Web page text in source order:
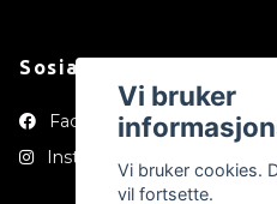
Sosiale medier
Facebook
Instagram
Vi bruker
Vi bruker cookies.
vil fortsette.